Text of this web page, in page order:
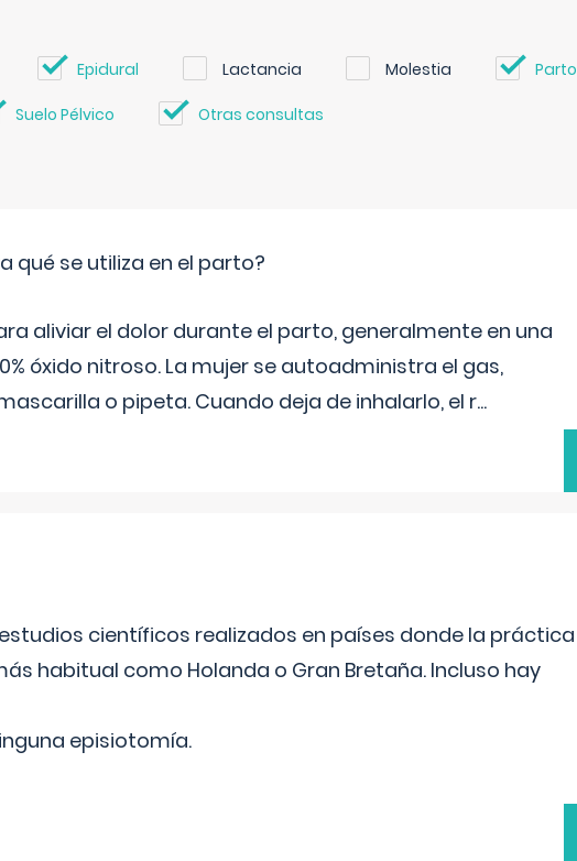
Epidural Lactancia Molestia Parto
Suelo Pélvico Otras consultas
qué se utiliza en el parto?
aliviar el dolor durante el parto, generalmente en una
óxido nitroso. La mujer se autoadministra el gas,
o pipeta. Cuando deja de inhalarlo, el r...
científicos realizados en países donde la práctica
habitual como Holanda o Gran Bretaña. Incluso hay
episiotomía.